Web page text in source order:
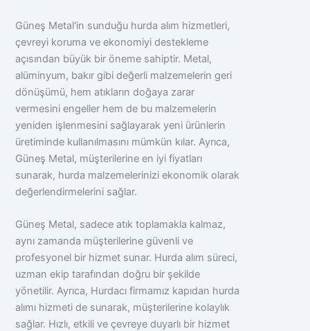
Güneş Metal'in sunduğu hurda alım hizmetleri,
çevreyi koruma ve ekonomiyi destekleme
açısından büyük bir öneme sahiptir. Metal,
alüminyum, bakır gibi değerli malzemelerin geri
dönüşümü, hem atıkların doğaya zarar
vermesini engeller hem de bu malzemelerin
yeniden işlenmesini sağlayarak yeni ürünlerin
üretiminde kullanılmasını mümkün kılar. Ayrıca,
Güneş Metal, müşterilerine en iyi fiyatları
sunarak, hurda malzemelerinizi ekonomik olarak
değerlendirmelerini sağlar.
Güneş Metal, sadece atık toplamakla kalmaz,
aynı zamanda müşterilerine güvenli ve
profesyonel bir hizmet sunar. Hurda alım süreci,
uzman ekip tarafından doğru bir şekilde
yönetilir. Ayrıca, Hurdacı firmamız kapıdan hurda
alımı hizmeti de sunarak, müşterilerine kolaylık
sağlar. Hızlı, etkili ve çevreye duyarlı bir hizmet